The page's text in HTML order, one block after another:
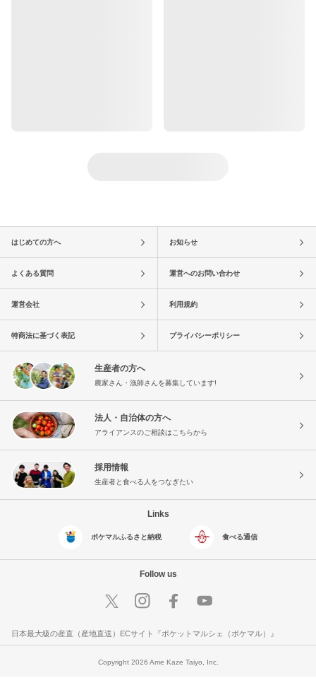
はじめての方へ お知らせ
よくある質問 運営へのお問い合わせ
運営会社 利用規約
特商法に基づく表記 プライバシーポリシー
生産者の方へ
農家さん・漁師さんを募集しています!
法人・自治体の方へ
アライアンスのご相談はこちらから
採用情報
生産者と食べる人をつなぎたい
Links
ポケマルふるさと納税 食べる通信
Follow us
日本最大級の産直（産地直送）ECサイト『ポケットマルシェ（ポケマル）』
Copyright 2026 Ame Kaze Taiyo, Inc.